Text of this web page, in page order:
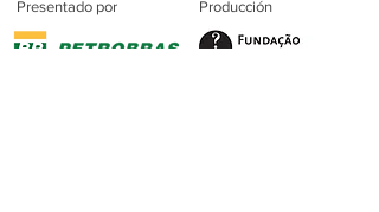
Presentado por Producción